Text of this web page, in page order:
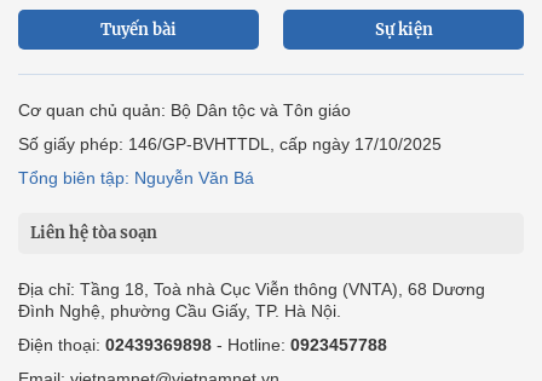
Tuyến bài Sự kiện
Cơ quan chủ quản: Bộ Dân tộc và Tôn giáo
Số giấy phép: 146/GP-BVHTTDL, cấp ngày 17/10/2025
Tổng biên tập: Nguyễn Văn Bá
Liên hệ tòa soạn
Địa chỉ: Tầng 18, Toà nhà Cục Viễn thông (VNTA), 68 Dương
Đình Nghệ, phường Cầu Giấy, TP. Hà Nội.
Điện thoại: 02439369898 - Hotline: 0923457788